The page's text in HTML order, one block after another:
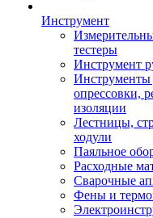
Инструмент
тестеры
Инструмент
Инструменты
опрессовки,
изоляции
Лестницы,
ходули
Паяльное
Расходные
Сварочные
Фены и